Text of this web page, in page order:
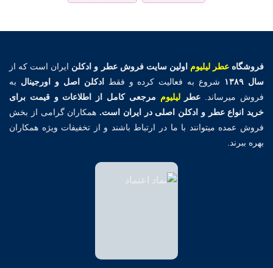
فروشگاهعطر لیلیوم اولین سایت فروش عطر و ادکلن ایران است که از
سال ۱۳۸۹
شروع به فعالیت کرده و فقط ادکلن اصل و اورجینال به
فروش میرساند. عطرلیلیوم مرجعی کامل از اطلاعات و قیمت برای
خرید انواع عطر و ادکلن اصلی در ایران است. همکاران گرامی از بخش
فروش عمده میتوانند با ما در ارتباط باشند و از تخفیفات ویژه همکاران
بهره ببرند.